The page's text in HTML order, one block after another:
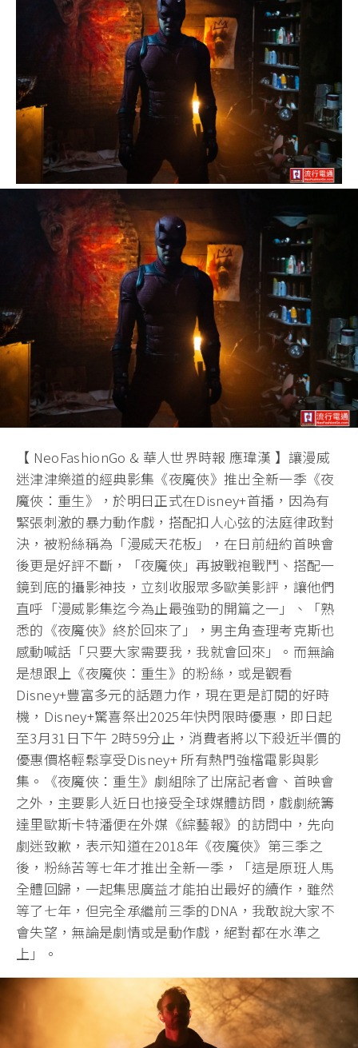
【 NeoFashionGo & 華人世界時報 應瑋漢 】讓漫威
迷津津樂道的經典影集《夜魔俠》推出全新一季《夜
魔俠：重生》，於明日正式在Disney+首播，因為有
緊張刺激的暴力動作戲，搭配扣人心弦的法庭律政對
決，被粉絲稱為「漫威天花板」，在日前紐約首映會
後更是好評不斷，「夜魔俠」再披戰袍戰鬥、搭配一
鏡到底的攝影神技，立刻收服眾多歐美影評，讓他們
直呼「漫威影集迄今為止最強勁的開篇之一」、「熟
悉的《夜魔俠》終於回來了」，男主角查理考克斯也
感動喊話「只要大家需要我，我就會回來」。而無論
是想跟上《夜魔俠：重生》的粉絲，或是觀看
Disney+豐富多元的話題力作，現在更是訂閱的好時
機，Disney+驚喜祭出2025年快閃限時優惠，即日起
至3月31日下午 2時59分止，消費者將以下殺近半價的
優惠價格輕鬆享受Disney+ 所有熱門強檔電影與影
集。《夜魔俠：重生》劇組除了出席記者會、首映會
之外，主要影人近日也接受全球媒體訪問，戲劇統籌
達里歐斯卡特潘便在外媒《綜藝報》的訪問中，先向
劇迷致歉，表示知道在2018年《夜魔俠》第三季之
後，粉絲苦等七年才推出全新一季，「這是原班人馬
全體回歸，一起集思廣益才能拍出最好的續作，雖然
等了七年，但完全承繼前三季的DNA，我敢說大家不
會失望，無論是劇情或是動作戲，絕對都在水準之
上」。